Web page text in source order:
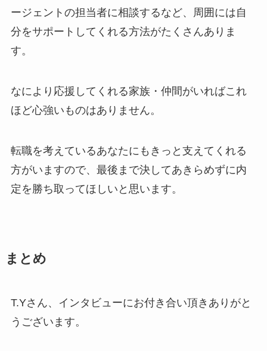
ージェントの担当者に相談するなど、周囲には自
分をサポートしてくれる方法がたくさんありま
す。
なにより応援してくれる家族・仲間がいればこれ
ほど心強いものはありません。
転職を考えているあなたにもきっと支えてくれる
方がいますので、最後まで決してあきらめずに内
定を勝ち取ってほしいと思います。
まとめ
T.Yさん、インタビューにお付き合い頂きありがと
うございます。